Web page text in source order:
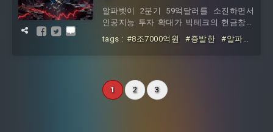
릭스를 기반으로 자사의 핵심 업무와 데이
터 분석 환경을 운영하고 통합 레이크하우
스를 구축한다
알파벳이 2분기 59억달러를 소진하면서
인공지능 투자 확대가 빅테크의 현금창출
구조를 흔들고 있다.23일 블룸버그에 따르
면, 알파벳은 사상 처음으로 분기 기준 현
플랫폼스, 아마존의 AI 투자 계획에도 주목
하고 있다.이번 실적은 AI 경쟁이 빅테크의
tags : #8조7000억원 #증발한
#알파
1 2 3